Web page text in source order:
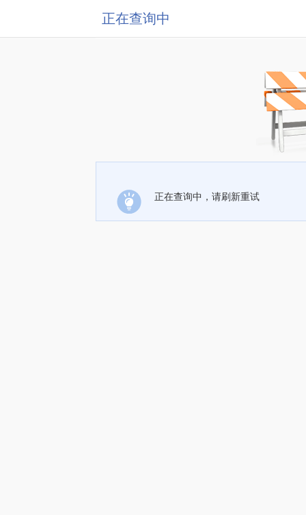
正在查询中
正在查询中，请刷新重试